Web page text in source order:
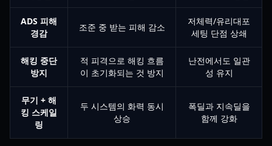
ADS 피해
경감
조준 중 받는 피해 감소
저체력/유리대포
세팅 단점 상쇄
해킹 중단
방지
적 피격으로 해킹 흐름
이 초기화되는 것 방지
난전에서도 일관
성 유지
무기 + 해
킹 스케일
링
두 시스템의 화력 동시
상승
폭딜과 지속딜을
함께 강화